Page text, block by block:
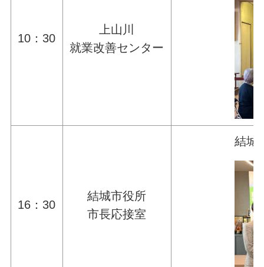
10：30
上山川
就業改善センター
16：30
結城市役所
市長応接室
結城